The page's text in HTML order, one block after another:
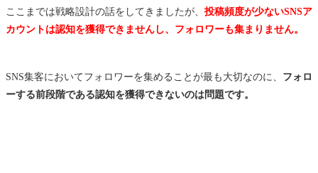
ここまでは戦略設計の話をしてきましたが、 投稿頻度が少ないSNSア
カウントは認知を獲得できませんし、フォロワーも集まりません。
SNS集客においてフォロワーを集めることが最も大切なのに、 フォロ
ーする前段階である認知を獲得できないのは問題です。